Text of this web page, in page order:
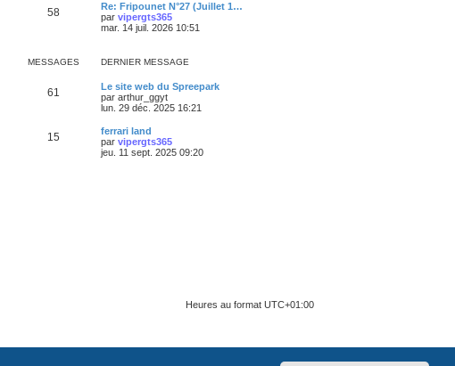
58
Re: Fripounet N°27 (Juillet 1…
par vipergts365
mar. 14 juil. 2026 10:51
MESSAGES DERNIER MESSAGE
61
Le site web du Spreepark
par arthur_ggyt
lun. 29 déc. 2025 16:21
15
ferrari land
par vipergts365
jeu. 11 sept. 2025 09:20
Heures au format UTC+01:00